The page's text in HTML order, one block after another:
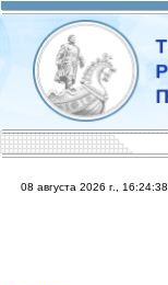
08 августа 2026 г., 16:24:38